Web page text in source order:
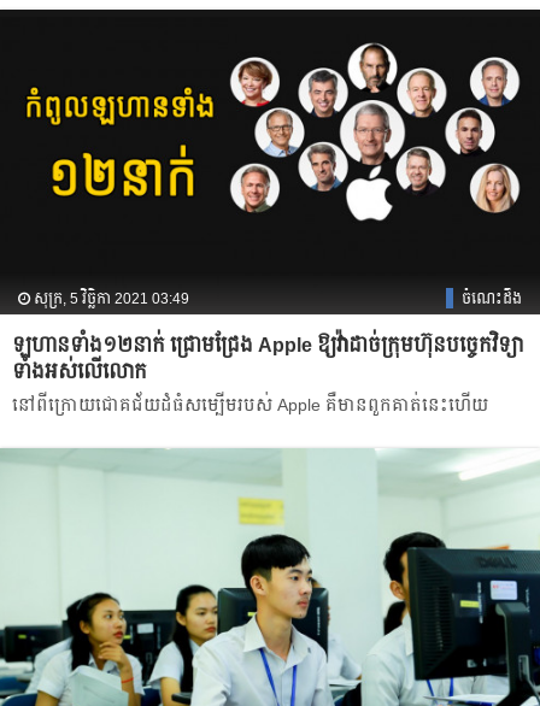
សុក្រ, 5 វិច្ឆិកា 2021 03:49 ចំណេះដឹង
ឡហានទាំង១២នាក់ ជ្រោមជ្រែង Apple ឱ្យវ៉ាដាច់ក្រុមហ៊ុនបច្ចេកវិទ្យា
ទាំងអស់លើលោក
នៅពីក្រោយជោគជ័យដំធំសម្បើមរបស់ Apple គឺមានពួកគាត់នេះហើយ